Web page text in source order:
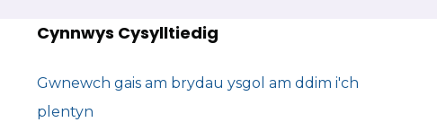
Cynnwys Cysylltiedig
Gwnewch gais am brydau ysgol am ddim i'ch
plentyn